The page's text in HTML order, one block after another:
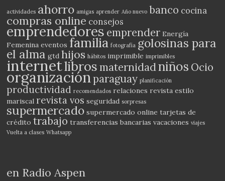
actividades ahorro amigas aprender Año nuevo banco cocina
compras online consejos
emprendedores emprender Energía
Femenina eventos familia fotografía golosinas para
el alma gtd hijos hábitos imprimible imprimibles
internetlibros maternidadniños Ocio
organizaciónparaguay planificación
productividad recomendados relaciones revista estilo
mariscal revista vos seguridad sorpresas
supermercado supermercado online tarjetas de
crédito trabajo transferencias bancarias vacaciones viajes
Vuelta a clases Whatsapp
en Radio Aspen